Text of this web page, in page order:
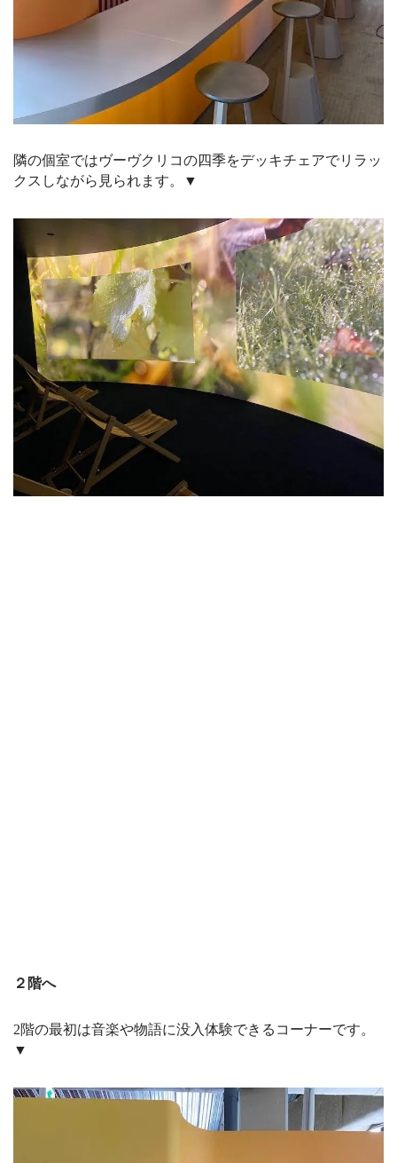
隣の個室ではヴーヴクリコの四季をデッキチェアでリラッ
クスしながら見られます。▼
２階へ
2階の最初は音楽や物語に没入体験できるコーナーです。
▼